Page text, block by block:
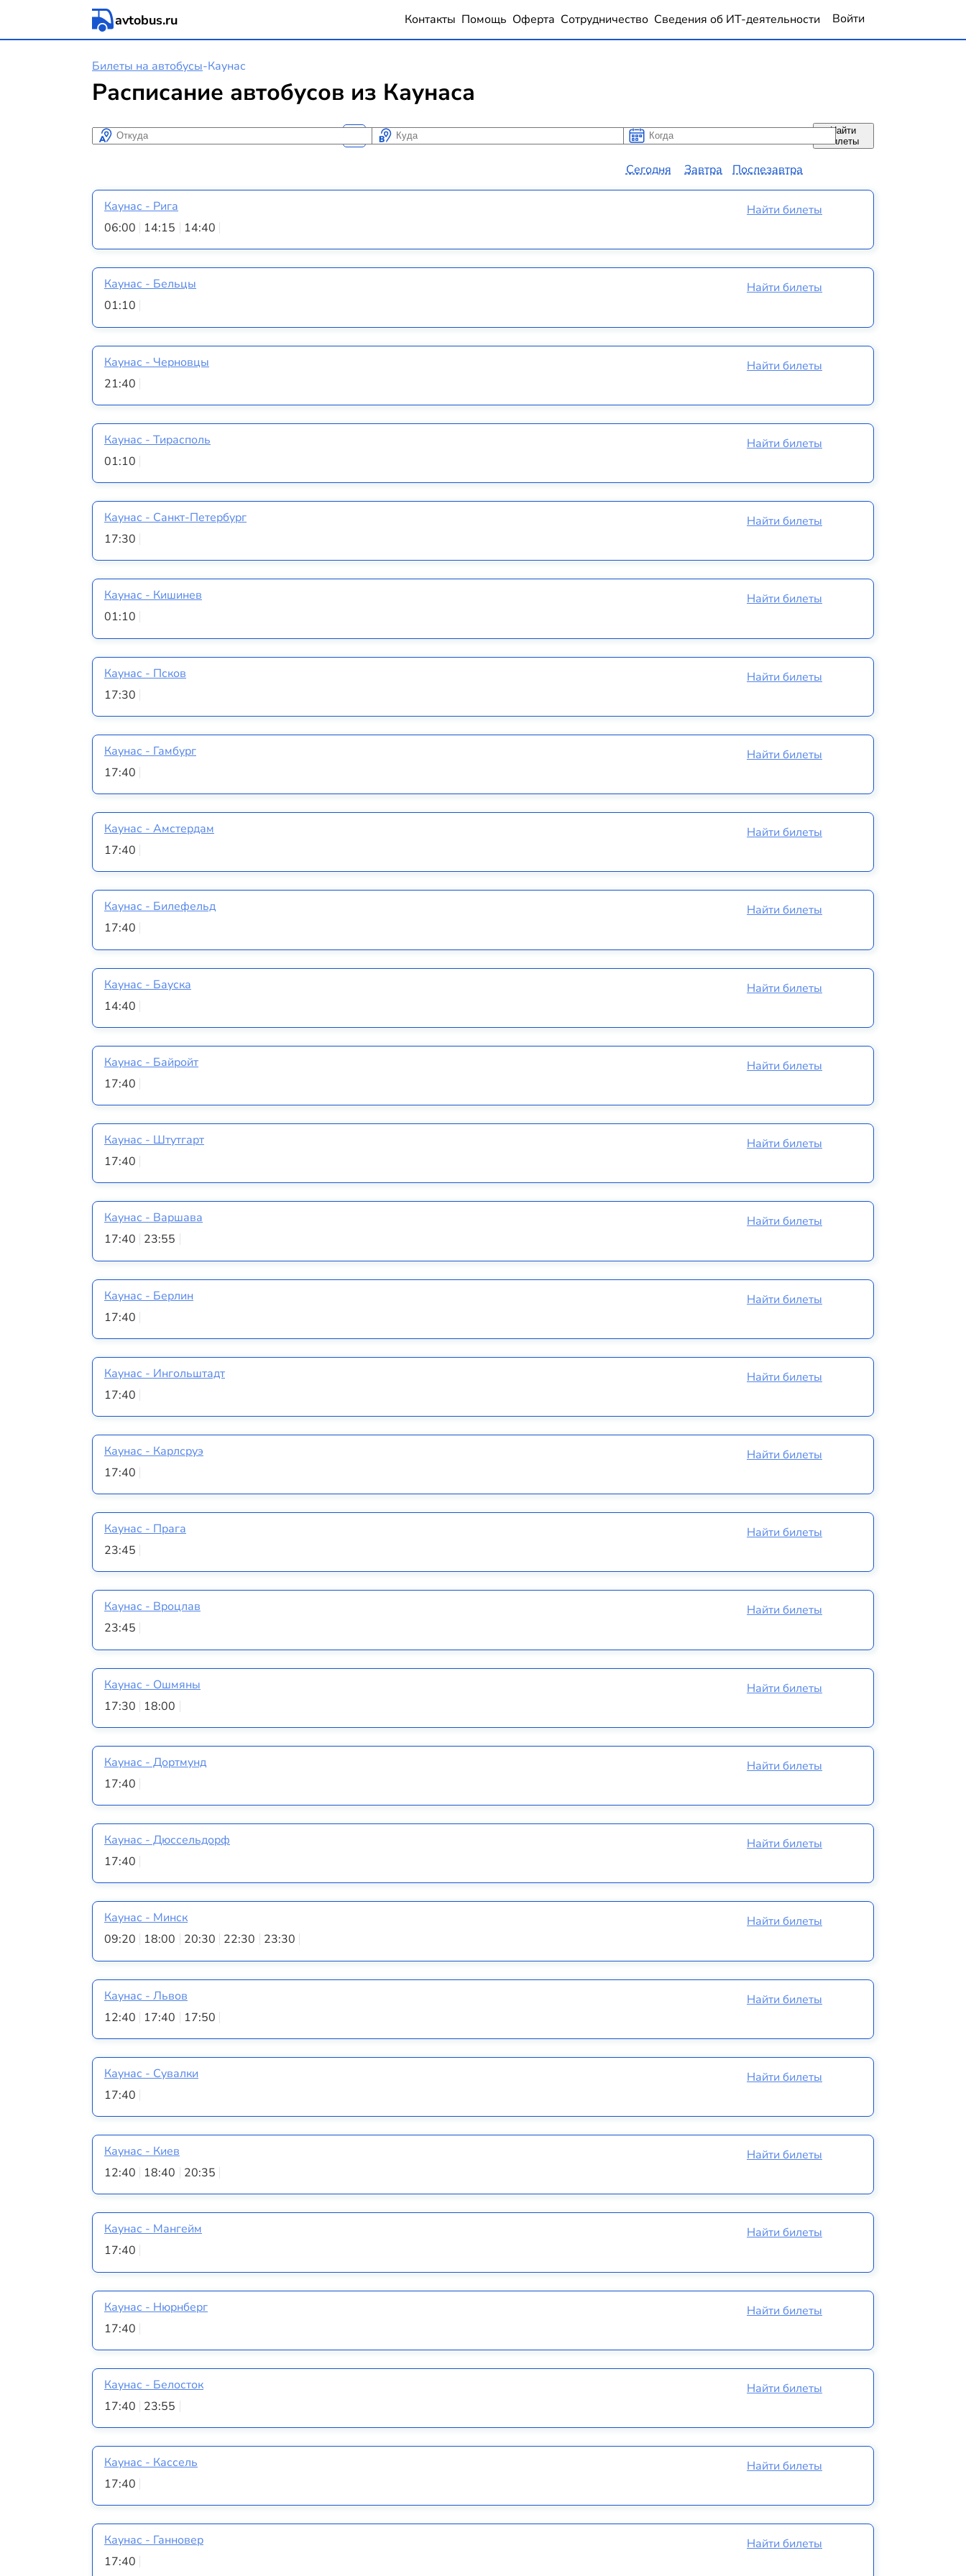
avtobus.ru Контакты Помощь Оферта Сотрудничество Сведения об ИТ-деятельности Войти
Билеты на автобусы-Каунас
Расписание автобусов из Каунаса
Откуда Куда Когда
Когда
Сегодня Завтра Послезавтра
Найти
билеты
Каунас - Рига
06:00
14:15 14:40
Найти билеты
Каунас - Бельцы
01:10
Найти билеты
Каунас - Черновцы
21:40
Найти билеты
Каунас - Тирасполь
01:10
Найти билеты
Каунас - Санкт-Петербург
17:30
Найти билеты
Каунас - Кишинев
01:10
Найти билеты
Каунас - Псков
17:30
Найти билеты
Каунас - Гамбург
17:40
Найти билеты
Каунас - Амстердам
17:40
Найти билеты
Каунас - Билефельд
17:40
Найти билеты
Каунас - Бауска
14:40
Найти билеты
Каунас - Байройт
17:40
Найти билеты
Каунас - Штутгарт
17:40
Найти билеты
Каунас - Варшава
17:40 23:55
Найти билеты
Каунас - Берлин
17:40
Найти билеты
Каунас - Ингольштадт
17:40
Найти билеты
Каунас - Карлсруэ
17:40
Найти билеты
Каунас - Прага
23:45
Найти билеты
Каунас - Вроцлав
23:45
Найти билеты
Каунас - Ошмяны
17:30
18:00
Найти билеты
Каунас - Дортмунд
17:40
Найти билеты
Каунас - Дюссельдорф
17:40
Найти билеты
Каунас - Минск
09:20
18:00 20:30 22:30 23:30
Найти билеты
Каунас - Львов
12:40
17:40 17:50
Найти билеты
Каунас - Сувалки
17:40
Найти билеты
Каунас - Киев
12:40
18:40 20:35
Найти билеты
Каунас - Мангейм
17:40
Найти билеты
Каунас - Нюрнберг
17:40
Найти билеты
Каунас - Белосток
17:40 23:55
Найти билеты
Каунас - Кассель
17:40
Найти билеты
Каунас - Ганновер
17:40
Найти билеты